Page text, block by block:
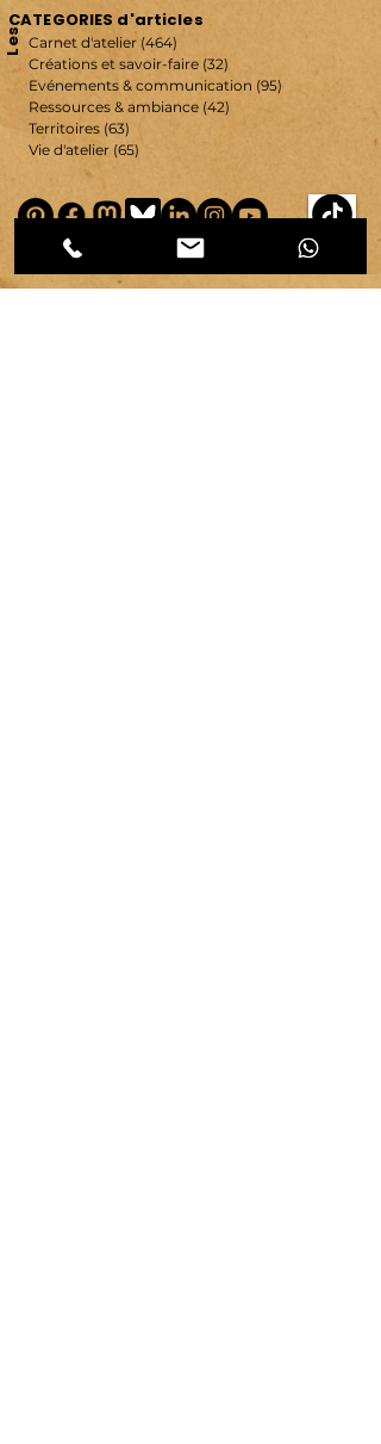
Carnet d'atelier (464)
Créations et savoir-faire (32)
Evénements & communication (95)
Ressources & ambiance (42)
Territoires (63)
Vie d'atelier (65)
Les
CATEGORIES d'articles